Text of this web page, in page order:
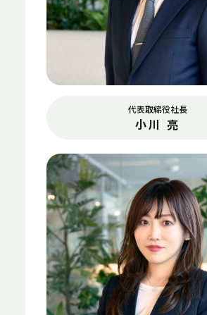
代表取締役社長
小川 亮